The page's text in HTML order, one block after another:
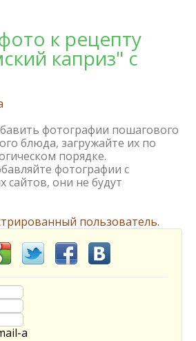
к рецепту
каприз" с
фотографии пошагового
блюда, загружайте их по
порядке.
фотографии с
сайтов, они не будут
пользователь.
а